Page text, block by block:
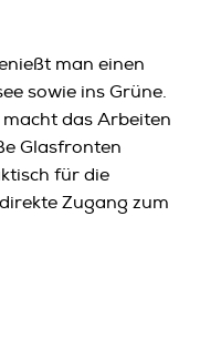
man einen
sowie ins Grüne.
das Arbeiten
Glasfronten
für die
Zugang zum